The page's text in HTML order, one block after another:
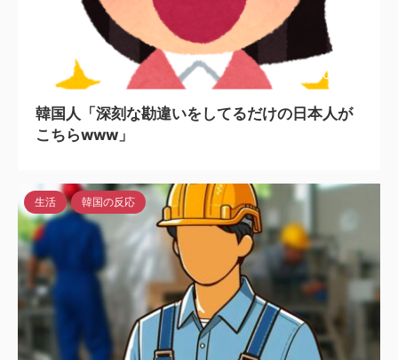
2024/8/1
韓国人「深刻な勘違いをしてるだけの日本人が
こちらwww」
生活 韓国の反応